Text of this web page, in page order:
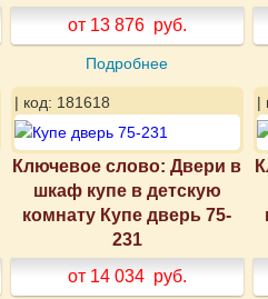
от 13 876 руб.
Подробнее
| код: 181618
Ключевое слово: Двери в
шкаф купе в детскую
комнату Купе дверь 75-
231
от 14 034 руб.
|